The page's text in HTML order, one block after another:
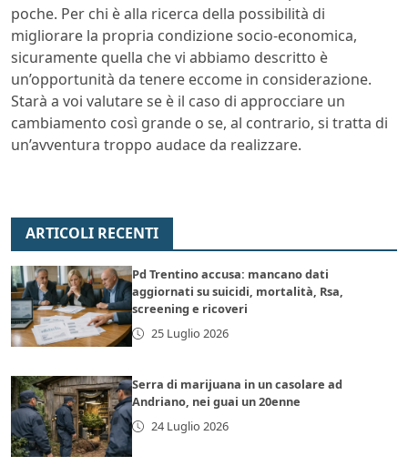
poche. Per chi è alla ricerca della possibilità di
migliorare la propria condizione socio-economica,
sicuramente quella che vi abbiamo descritto è
un’opportunità da tenere eccome in considerazione.
Starà a voi valutare se è il caso di approcciare un
cambiamento così grande o se, al contrario, si tratta di
un’avventura troppo audace da realizzare.
ARTICOLI RECENTI
Pd Trentino accusa: mancano dati
aggiornati su suicidi, mortalità, Rsa,
screening e ricoveri
25 Luglio 2026
Serra di marijuana in un casolare ad
Andriano, nei guai un 20enne
24 Luglio 2026